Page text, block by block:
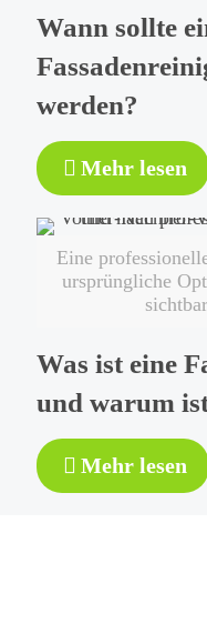
Wann sollte
werden?
Mehr lesen
Eine
ursprüngliche
Was ist eine
und warum
Mehr lesen